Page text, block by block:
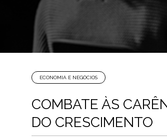
ECONOMIA E NEGÓCIOS
COMBATE ÀS
DO CRESCIMENTO